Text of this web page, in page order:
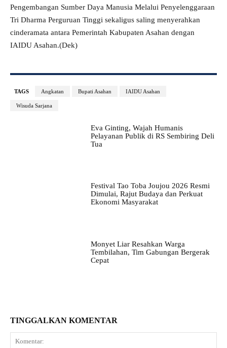
Pengembangan Sumber Daya Manusia Melalui Penyelenggaraan
Tri Dharma Perguruan Tinggi sekaligus saling menyerahkan
cinderamata antara Pemerintah Kabupaten Asahan dengan
IAIDU Asahan.(Dek)
TAGS Angkatan Bupati Asahan IAIDU Asahan
Wisuda Sarjana
Eva Ginting, Wajah Humanis
Pelayanan Publik di RS Sembiring Deli
Tua
Festival Tao Toba Joujou 2026 Resmi
Dimulai, Rajut Budaya dan Perkuat
Ekonomi Masyarakat
Monyet Liar Resahkan Warga
Tembilahan, Tim Gabungan Bergerak
Cepat
TINGGALKAN KOMENTAR